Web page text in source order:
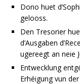
Dono huet
gelooss.
Den Tresorier
d’Ausgaben
ugereegt an neie
Entwecklung
Erhéigung vun